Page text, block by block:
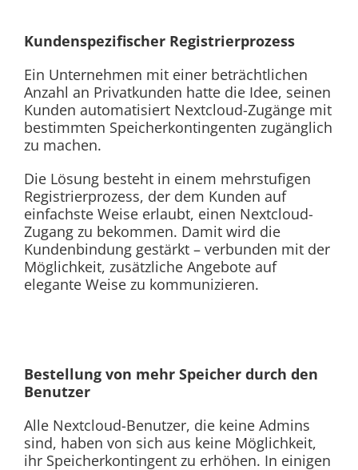
Kundenspezifischer Registrierprozess
Ein Unternehmen mit einer beträchtlichen
Anzahl an Privatkunden hatte die Idee, seinen
Kunden automatisiert Nextcloud-Zugänge mit
bestimmten Speicherkontingenten zugänglich
zu machen.
Die Lösung besteht in einem mehrstufigen
Registrierprozess, der dem Kunden auf
einfachste Weise erlaubt, einen Nextcloud-
Zugang zu bekommen. Damit wird die
Kundenbindung gestärkt – verbunden mit der
Möglichkeit, zusätzliche Angebote auf
elegante Weise zu kommunizieren.
Bestellung von mehr Speicher durch den
Benutzer
Alle Nextcloud-Benutzer, die keine Admins
sind, haben von sich aus keine Möglichkeit,
ihr Speicherkontingent zu erhöhen. In einigen